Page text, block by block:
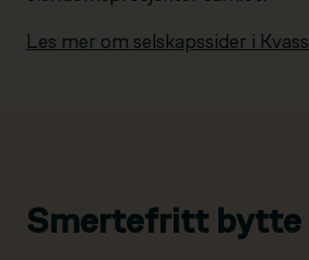
Les mer om selskapssider i Kvass
Smertefritt bytte